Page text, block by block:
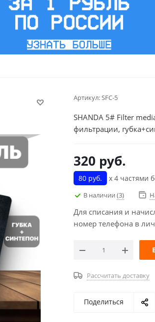
Артикул:SFC-5
SHANDA 5# Filter
фильтрации,
320 руб.
80 руб. х 4 частями
В наличии (3)
Для списания и
номер телефона в
Рассчитать доставку
Поделиться